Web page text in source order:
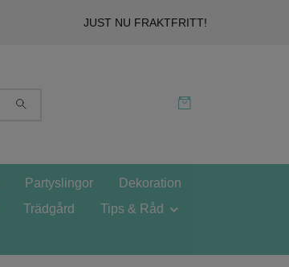
JUST NU FRAKTFRITT!
Partyslingor
Dekoration
Trädgård
Tips & Råd